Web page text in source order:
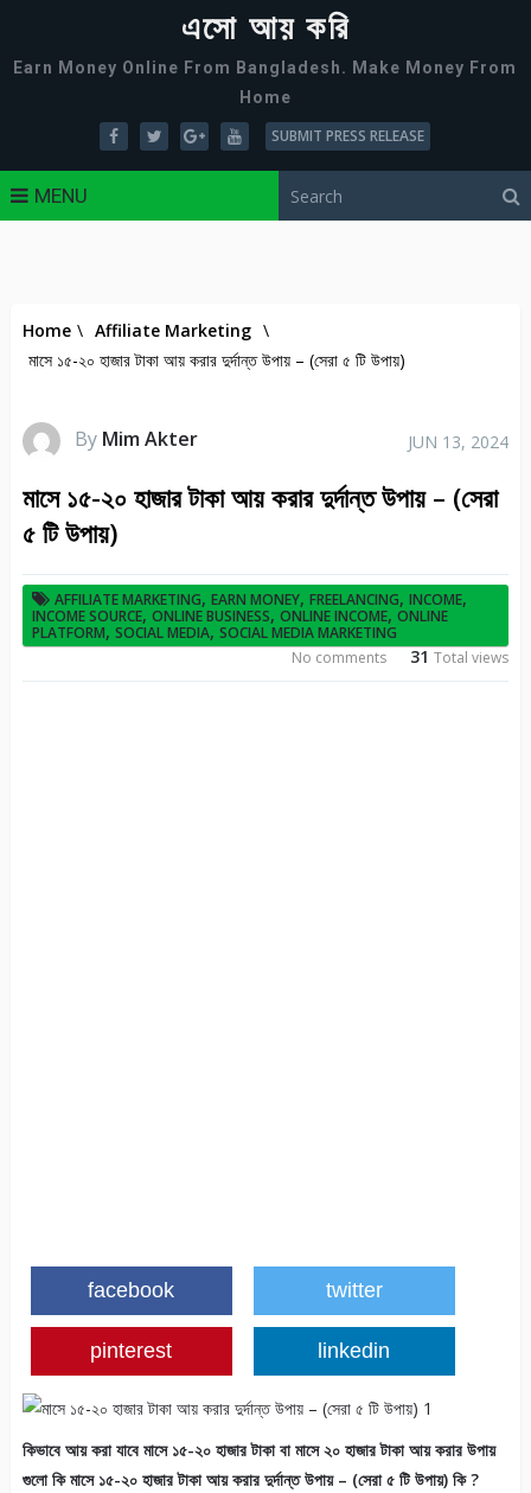
এসো আয় করি
Earn Money Online From Bangladesh. Make Money From
Home
SUBMIT PRESS RELEASE
MENU
Home \ Affiliate Marketing \
মাসে ১৫-২০ হাজার টাকা আয় করার দুর্দান্ত উপায় – (সেরা ৫ টি উপায়)
By Mim Akter JUN 13, 2024
মাসে ১৫-২০ হাজার টাকা আয় করার দুর্দান্ত উপায় – (সেরা
৫ টি উপায়)
AFFILIATE MARKETING, EARN MONEY, FREELANCING, INCOME,
INCOME SOURCE, ONLINE BUSINESS, ONLINE INCOME, ONLINE
PLATFORM, SOCIAL MEDIA, SOCIAL MEDIA MARKETING
31Total views
No comments
facebook twitter
pinterest linkedin
কিভাবে আয় করা যাবে মাসে ১৫-২০ হাজার টাকা বা মাসে ২০ হাজার টাকা আয় করার উপায়
গুলো কি মাসে ১৫-২০ হাজার টাকা আয় করার দুর্দান্ত উপায় – (সেরা ৫ টি উপায়) কি ?